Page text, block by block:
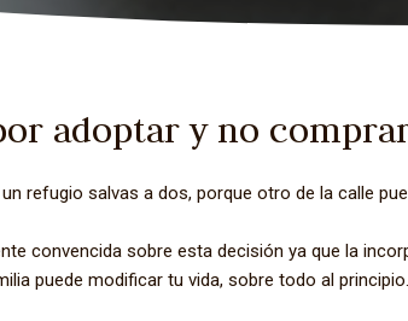
adoptar y no
refugio salvas a dos, porque otro de la calle
convencida sobre esta decisión ya que la
puede modificar tu vida, sobre todo al principio.